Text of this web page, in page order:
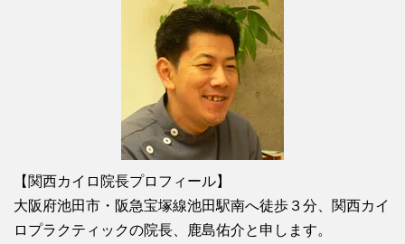
【関西カイロ院長プロフィール】
大阪府池田市・阪急宝塚線池田駅南へ徒歩３分、関西カイ
ロプラクティックの院長、鹿島佑介と申します。